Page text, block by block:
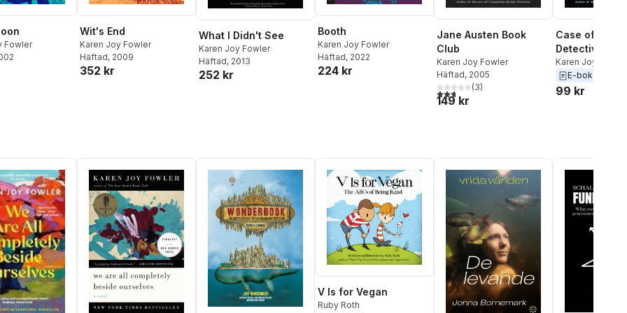
Fowler
Wit's End
Karen Joy Fowler
Häftad, 2009
352 kr
What I Didn't See
Karen Joy Fowler
Häftad, 2013
252 kr
Booth
Karen Joy Fowler
Häftad, 2022
224 kr
Jane Austen Book
Club
Karen Joy Fowler
Häftad, 2005
2,7utav 5 stjärnor. Totalt antal röster:
(3)
149 kr
Case of the
Detective
Karen Joy Fowler
E-bok
99 kr
V Is for Vegan
Ruby Roth